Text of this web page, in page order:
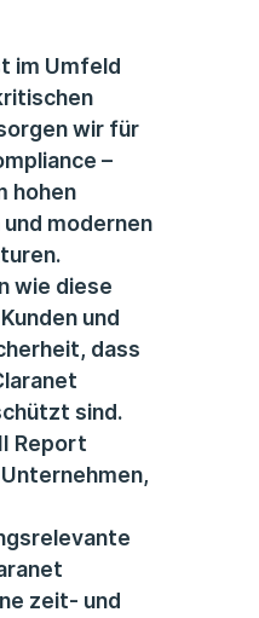
im Umfeld
wir für
–
hohen
modernen
wie diese
und
dass
sind.
Report
zeit- und